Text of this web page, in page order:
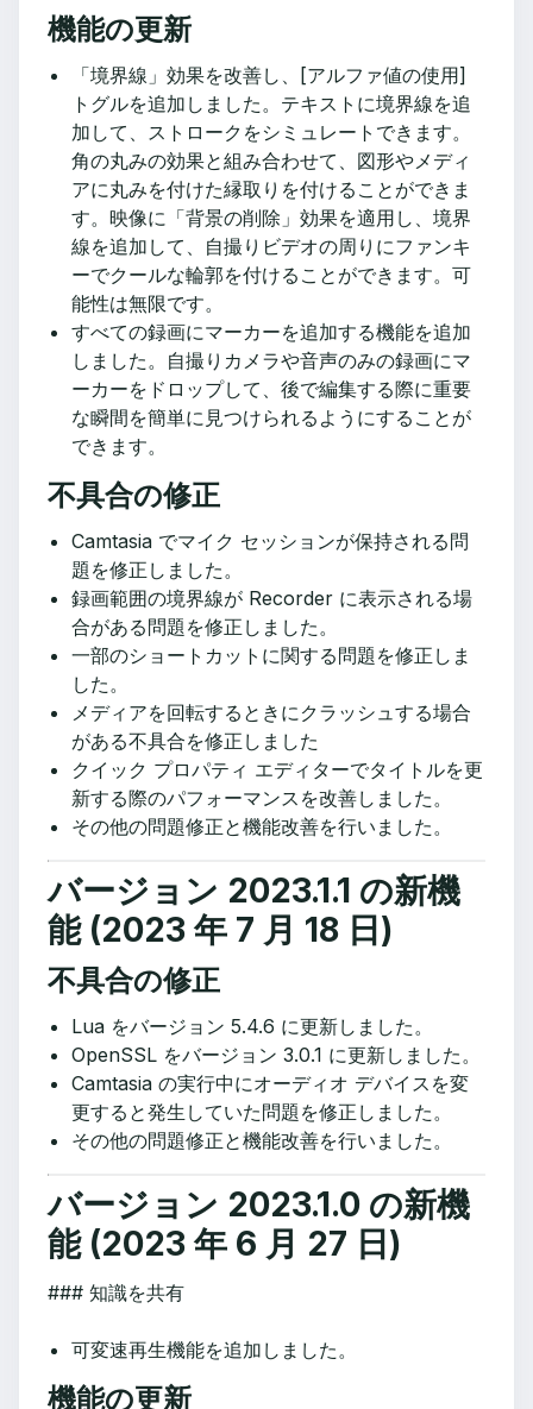
機能の更新
「境界線」効果を改善し、[アルファ値の使用]
トグルを追加しました。テキストに境界線を追
加して、ストロークをシミュレートできます。
角の丸みの効果と組み合わせて、図形やメディ
アに丸みを付けた縁取りを付けることができま
す。映像に「背景の削除」効果を適用し、境界
線を追加して、自撮りビデオの周りにファンキ
ーでクールな輪郭を付けることができます。可
能性は無限です。
すべての録画にマーカーを追加する機能を追加
しました。自撮りカメラや音声のみの録画にマ
ーカーをドロップして、後で編集する際に重要
な瞬間を簡単に見つけられるようにすることが
できます。
不具合の修正
Camtasia でマイク セッションが保持される問
題を修正しました。
録画範囲の境界線が Recorder に表示される場
合がある問題を修正しました。
一部のショートカットに関する問題を修正しま
した。
メディアを回転するときにクラッシュする場合
がある不具合を修正しました
クイック プロパティ エディターでタイトルを更
新する際のパフォーマンスを改善しました。
その他の問題修正と機能改善を行いました。
バージョン 2023.1.1 の新機
能 (2023 年 7 月 18 日)
不具合の修正
Lua をバージョン 5.4.6 に更新しました。
OpenSSL をバージョン 3.0.1 に更新しました。
Camtasia の実行中にオーディオ デバイスを変
更すると発生していた問題を修正しました。
その他の問題修正と機能改善を行いました。
バージョン 2023.1.0 の新機
能 (2023 年 6 月 27 日)
‌### 知識を共有
可変速再生機能を追加しました。
機能の更新